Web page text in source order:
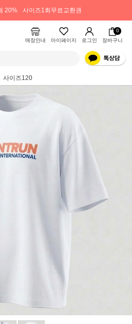
20% 사이즈1회무료교환권
매장안내 마이페이지 로그인
0
장바구니
사이즈120